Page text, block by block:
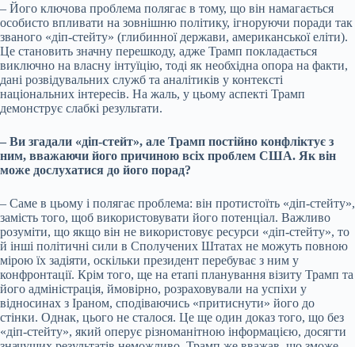
– Його ключова проблема полягає в тому, що він намагається
особисто впливати на зовнішню політику, ігноруючи поради так
званого «діп-стейту» (глибинної держави, американської еліти).
Це становить значну перешкоду, адже Трамп покладається
виключно на власну інтуїцію, тоді як необхідна опора на факти,
дані розвідувальних служб та аналітиків у контексті
національних інтересів. На жаль, у цьому аспекті Трамп
демонструє слабкі результати.
– Ви згадали «діп-стейт», але Трамп постійно конфліктує з
ним, вважаючи його причиною всіх проблем США. Як він
може дослухатися до його порад?
– Саме в цьому і полягає проблема: він протистоїть «діп-стейту»,
замість того, щоб використовувати його потенціал. Важливо
розуміти, що якщо він не використовує ресурси «діп-стейту», то
й інші політичні сили в Сполучених Штатах не можуть повною
мірою їх задіяти, оскільки президент перебуває з ним у
конфронтації. Крім того, ще на етапі планування візиту Трамп та
його адміністрація, ймовірно, розраховували на успіхи у
відносинах з Іраном, сподіваючись «притиснути» його до
стінки. Однак, цього не сталося. Це ще один доказ того, що без
«діп-стейту», який оперує різноманітною інформацією, досягти